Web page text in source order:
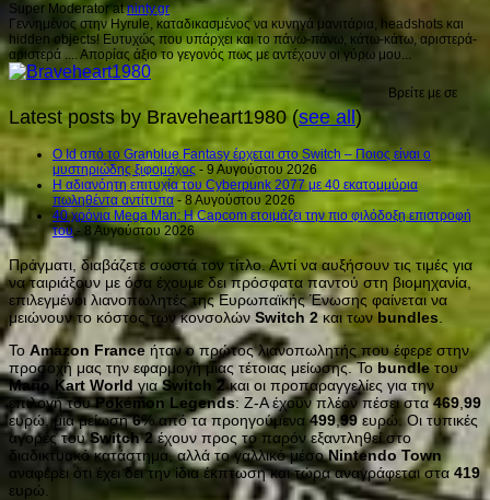
Super Moderatoratninty.gr
Γεννημένος στην Hyrule, καταδικασμένος να κυνηγά μανιτάρια, headshots και
hidden objects! Ευτυχώς που υπάρχει και το πάνω-πάνω, κάτω-κάτω, αριστερά-
αριστερά .... Απορίας άξιο το γεγονός πως με αντέχουν οι γύρω μου...
Βρείτε με σε
Latest posts by Braveheart1980 (see all)
Ο Id από το Granblue Fantasy έρχεται στο Switch – Ποιος είναι ο
μυστηριώδης ξιφομάχος - 9 Αυγούστου 2026
H αδιανόητη επιτυχία του Cyberpunk 2077 με 40 εκατομμύρια
πωληθέντα αντίτυπα - 8 Αυγούστου 2026
40 χρόνια Mega Man: Η Capcom ετοιμάζει την πιο φιλόδοξη επιστροφή
του- 8 Αυγούστου 2026
Πράγματι, διαβάζετε σωστά τον τίτλο. Αντί να αυξήσουν τις τιμές για
να ταιριάξουν με όσα έχουμε δει πρόσφατα παντού στη βιομηχανία,
επιλεγμένοι λιανοπωλητές της Ευρωπαϊκής Ένωσης φαίνεται να
μειώνουν το κόστος των κονσολών Switch 2 και των bundles
Το Amazon Franceήταν ο πρώτος λιανοπωλητής που έφερε στην
προσοχή μας την εφαρμογή μιας τέτοιας μείωσης. Το bundleτου
Mario Kart World γιαSwitch 2και οι προπαραγγελίες για την
επιλογή τουPokémon Legends: Z-A έχουν πλέον πέσει στα469 99
ευρώ, μια μείωση6% από τα προηγούμενα499,99ευρώ. Οι τυπικές
αγορές τουSwitch 2έχουν προς το παρόν εξαντληθεί στο
διαδικτυακό κατάστημα, αλλά το γαλλικό μέσοNintendo Town
αναφέρει ότι έχει δει την ίδια έκπτωση και τώρα αναγράφεται στα 419
ευρώ.